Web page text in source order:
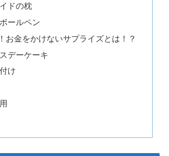
ドの枕
ールペン
お金をかけないサプライズとは！？
デーケーキ
け